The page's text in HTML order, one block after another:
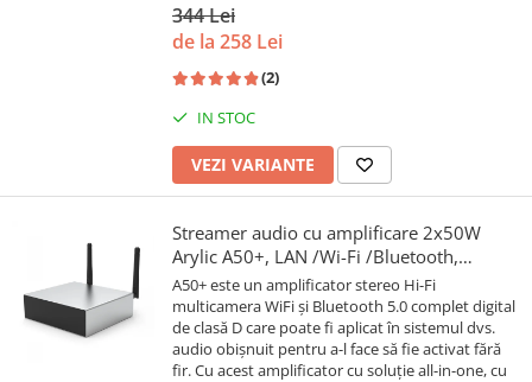
344 Lei
de la 258 Lei
(2)
IN STOC
VEZI VARIANTE
Streamer audio cu amplificare 2x50W
Arylic A50+, LAN /Wi-Fi /Bluetooth,
24bit/192kHz, Multiroom
A50+ este un amplificator stereo Hi-Fi
multicamera WiFi și Bluetooth 5.0 complet digital
de clasă D care poate fi aplicat în sistemul dvs.
audio obișnuit pentru a-l face să fie activat fără
fir. Cu acest amplificator cu soluție all-in-one, cu